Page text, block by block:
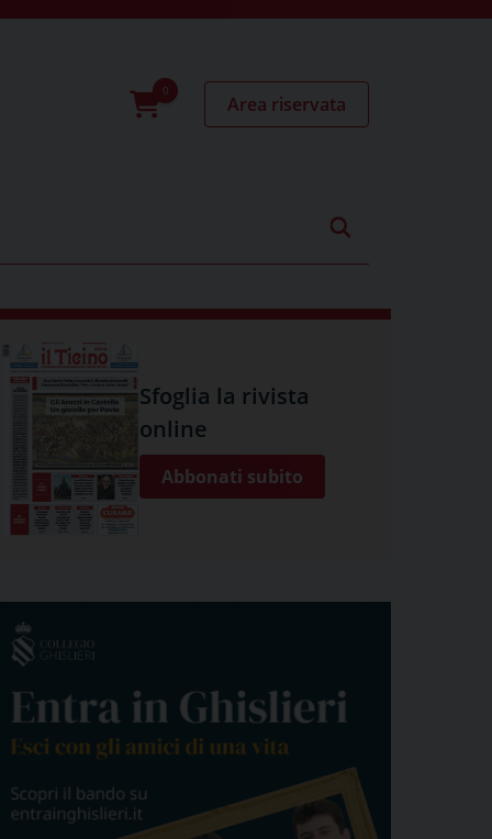
0
Area riservata
Sfoglia la rivista
online
Abbonati subito